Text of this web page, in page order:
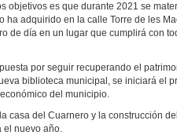
objetivos es que durante 2021 se
ha adquirido en la calle Torre de les
de día en un lugar que cumplirá con
por seguir recuperando el
biblioteca municipal, se iniciará el
del municipio.
casa del Cuarnero y la construcción
el nuevo año.